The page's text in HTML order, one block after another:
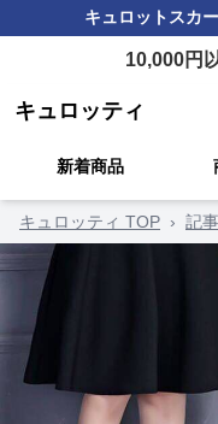
キュロットスカ
10,000円
キュロッティ
新着商品
キュロッティ TOP › 記